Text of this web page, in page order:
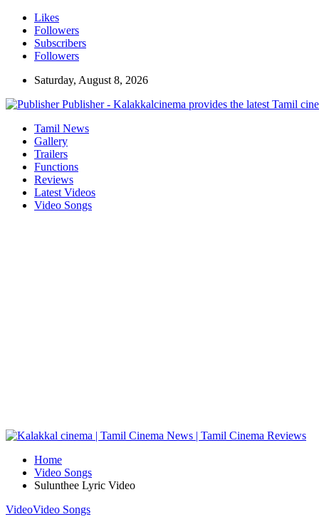
Likes
Followers
Subscribers
Followers
Saturday, August 8, 2026
Publisher - Kalakkalcinema provides the latest Tamil
Tamil News
Gallery
Trailers
Functions
Reviews
Latest Videos
Video Songs
Home
Video Songs
Sulunthee Lyric Video
VideoVideo Songs